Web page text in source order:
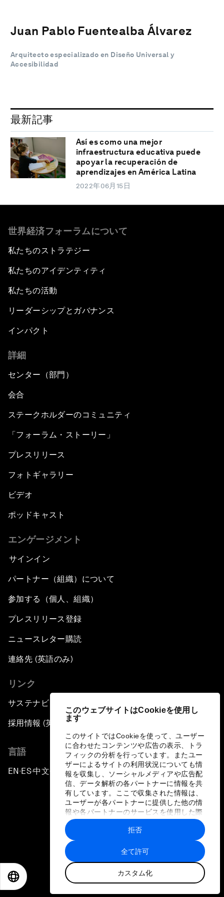
このウェブサイトはCookieを使用し
ます
このサイトではCookieを使って、ユーザー
に合わせたコンテンツや広告の表示、トラ
フィックの分析を行っています。またユー
ザーによるサイトの利用状況についても情
報を収集し、ソーシャルメディアや広告配
信、データ解析の各パートナーに情報を共
有しています。ここで収集された情報は、
ユーザーが各パートナーに提供した他の情
報や各パートナーのサービスを使用した際
に収集された情報と組み合わされ、各パー
トナーによって使用されることがありま
す。
全て許可
カスタム化
拒否
Juan Pablo Fuentealba Álvarez
Arquitecto especializado en Diseño Universal y
Accesibilidad
最新記事
Así es como una mejor
infraestructura educativa puede
apoyar la recuperación de
aprendizajes en América Latina
2022年06月15日
世界経済フォーラムについて
私たちのストラテジー
私たちのアイデンティティ
私たちの活動
リーダーシップとガバナンス
インパクト
詳細
センター（部門）
会合
ステークホルダーのコミュニティ
「フォーラム・ストーリー」
プレスリリース
フォトギャラリー
ビデオ
ポッドキャスト
エンゲージメント
サインイン
パートナー（組織）について
参加する（個人、組織）
プレスリリース登録
ニュースレター購読
連絡先 (英語のみ)
リンク
サステナビリティへの取り組み
採用情報 (英語のみ)
言語
EN ▪ ES▪中文▪ 日本語
プライバシーポリシーと利用規約
サイトマップ
©
世界経済フォーラム